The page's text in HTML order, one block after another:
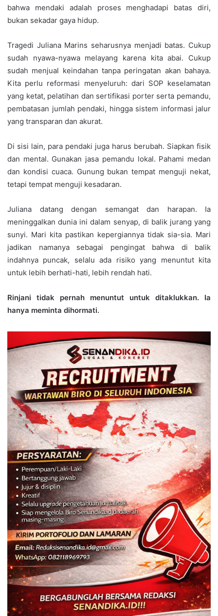
bahwa mendaki adalah proses menghadapi batas diri,
bukan sekadar gaya hidup.
Tragedi Juliana Marins seharusnya menjadi batas. Cukup
sudah nyawa-nyawa melayang karena kita abai. Cukup
sudah menjual keindahan tanpa peringatan akan bahaya.
Kita perlu reformasi menyeluruh: dari SOP keselamatan
yang ketat, pelatihan dan sertifikasi porter serta pemandu,
pembatasan jumlah pendaki, hingga sistem informasi jalur
yang transparan dan akurat.
Di sisi lain, para pendaki juga harus berubah. Siapkan fisik
dan mental. Gunakan jasa pemandu lokal. Pahami medan
dan kondisi cuaca. Gunung bukan tempat menguji nekat,
tetapi tempat menguji kesadaran.
Juliana datang dengan semangat dan harapan. Ia
meninggalkan dunia ini dalam senyap, di balik jurang yang
sunyi. Mari kita pastikan kepergiannya tidak sia-sia. Mari
jadikan namanya sebagai pengingat bahwa di balik
indahnya puncak, selalu ada risiko yang menuntut kita
untuk lebih berhati-hati, lebih rendah hati.
Rinjani tidak pernah menuntut untuk ditaklukkan. Ia
hanya meminta dihormati.